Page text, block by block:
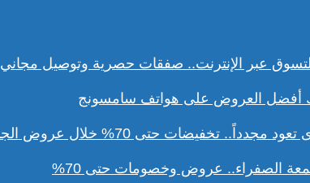
عبر الإنترنت.. صفقات حصرية وتوصيل مجاني
حتى 70% خلال عروض الجمعة البيضاء
الصفراء.. عروض وخصومات حتى 70%